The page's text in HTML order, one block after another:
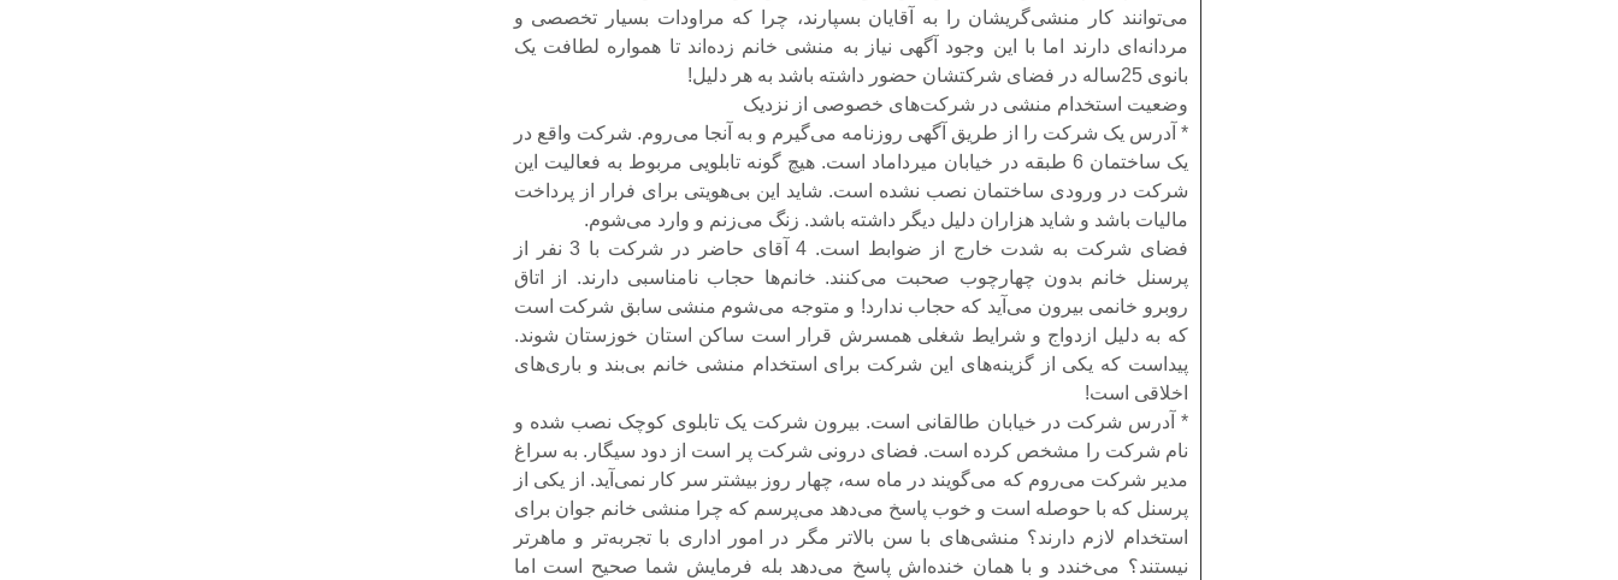
می‌توانند کار منشی‌گریشان را به آقایان بسپارند، چرا که مراودات بسیار تخصصی و
مردانه‌ای دارند اما با این وجود آگهی نیاز به منشی خانم زده‌اند تا همواره لطافت یک
بانوی 25ساله در فضای شرکتشان حضور داشته باشد به هر دلیل!
وضعیت استخدام منشی در شرکت‌های خصوصی از نزدیک
* آدرس یک شرکت را از طریق آگهی روزنامه می‌گیرم و به آنجا می‌روم. شرکت واقع در
یک ساختمان 6 طبقه در خیابان میرداماد است. هیچ گونه تابلویی مربوط به فعالیت این
شرکت در ورودی ساختمان نصب نشده است. شاید این بی‌هویتی برای فرار از پرداخت
مالیات باشد و شاید هزاران دلیل دیگر داشته باشد. زنگ می‌زنم و وارد می‌شوم.
فضای شرکت به شدت خارج از ضوابط است. 4 آقای حاضر در شرکت با 3 نفر از
پرسنل خانم بدون چهارچوب صحبت می‌کنند. خانم‌ها حجاب نامناسبی دارند. از اتاق
روبرو خانمی بیرون می‌آید که حجاب ندارد! و متوجه می‌شوم منشی سابق شرکت است
که به دلیل ازدواج و شرایط شغلی همسرش قرار است ساکن استان خوزستان شوند.
پیداست که یکی از گزینه‌های این شرکت برای استخدام منشی خانم بی‌بند و باری‌های
اخلاقی است!
* آدرس شرکت در خیابان طالقانی است. بیرون شرکت یک تابلوی کوچک نصب شده و
نام شرکت را مشخص کرده است. فضای درونی شرکت پر است از دود سیگار. به سراغ
مدیر شرکت می‌روم که می‌گویند در ماه سه، چهار روز بیشتر سر کار نمی‌آید. از یکی از
پرسنل که با حوصله است و خوب پاسخ می‌دهد می‌پرسم که چرا منشی خانم جوان برای
استخدام لازم دارند؟ منشی‌های با سن بالا‌تر مگر در امور اداری با تجربه‌تر و ماهر‌تر
نیستند؟ می‌خندد و با‌‌ همان خنده‌اش پاسخ می‌دهد بله فرمایش شما صحیح است اما